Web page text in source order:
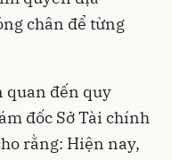
chân để từng
quan đến quy
đốc Sở Tài chính
rằng: Hiện nay,